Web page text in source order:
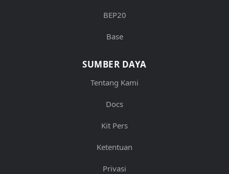
BEP20
Base
SUMBER DAYA
Tentang Kami
Docs
Kit Pers
Ketentuan
Privasi